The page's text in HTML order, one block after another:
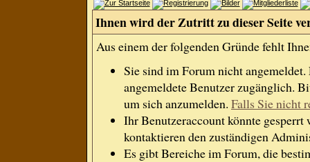
Ihnen wird der Zutritt zu dieser Seite
Aus einem der folgenden Gründe fehlt
Sie sind im Forum nicht
angemeldete Benutzer zugänglich.
um sich anzumelden. Falls Sie nicht
Ihr Benutzeraccount könnte gesperrt
kontaktieren den zuständigen
Es gibt Bereiche im Forum, die